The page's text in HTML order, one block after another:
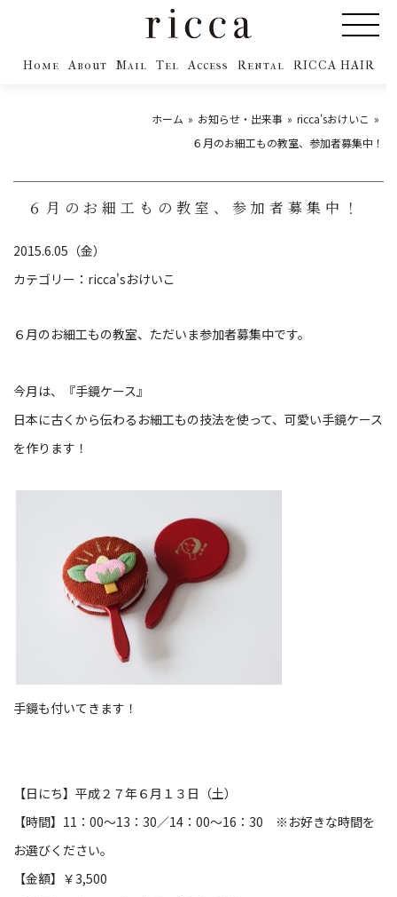
Home About Mail Tel Access Rental RICCA HAIR
ホーム お知らせ・出来事
ricca'sおけいこ
６月のお細工もの教室、参加者募集中！
６月のお細工もの教室、参加者募集中！
2015.6.05（金）
カテゴリー： ricca'sおけいこ
６月のお細工もの教室、ただいま参加者募集中です。
今月は、『手鏡ケース』
日本に古くから伝わるお細工もの技法を使って、可愛い手鏡ケース
を作ります！
手鏡も付いてきます！
【日にち】平成２７年６月１３日（土）
【時間】11：00～13：30／14：00～16：30 ※お好きな時間を
お選びください。
【金額】￥3,500